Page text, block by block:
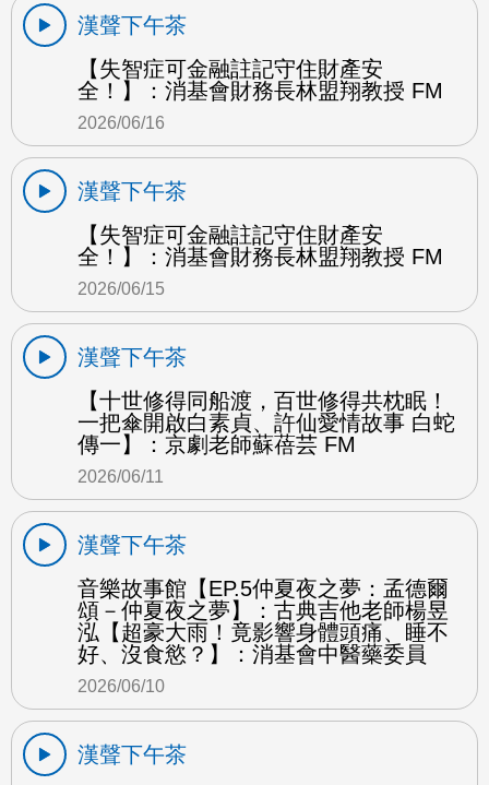
漢聲下午茶
【失智症可金融註記守住財產安
全！】：消基會財務長林盟翔教授 FM
2026/06/16
漢聲下午茶
【失智症可金融註記守住財產安
全！】：消基會財務長林盟翔教授 FM
2026/06/15
漢聲下午茶
【十世修得同船渡，百世修得共枕眠！
一把傘開啟白素貞、許仙愛情故事 白蛇
傳一】：京劇老師蘇蓓芸 FM
2026/06/11
漢聲下午茶
音樂故事館【EP.5仲夏夜之夢：孟德爾
頌－仲夏夜之夢】：古典吉他老師楊昱
泓【超豪大雨！竟影響身體頭痛、睡不
好、沒食慾？】：消基會中醫藥委員
2026/06/10
漢聲下午茶